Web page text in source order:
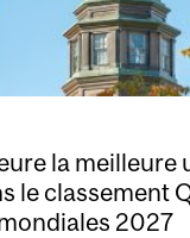
la meilleure
le classement
2027